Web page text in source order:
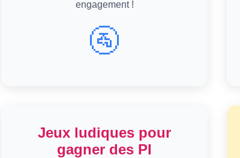
engagement !
🚰
Jeux ludiques pour
gagner des PI